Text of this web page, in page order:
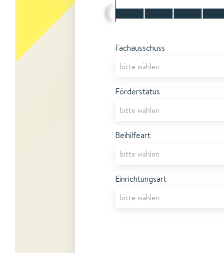
Fachausschuss
Förderstatus
Beihilfeart
Einrichtungsart